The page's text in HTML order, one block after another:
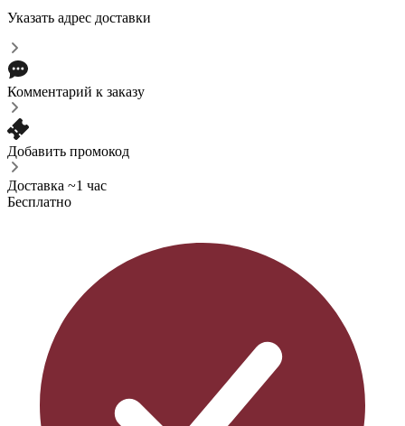
Указать адрес доставки
Комментарий к заказу
Добавить промокод
Доставка ~1 час
Бесплатно